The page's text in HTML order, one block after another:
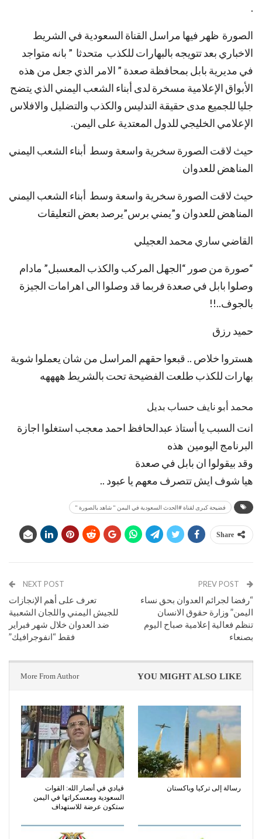
.
الصورة ظهر فيها مراسل القناة السعودية في الشريط
الاخباري بعد تتويجه بالبهارات للكذب متحدثا ” بانه متواجد
في مديرية بابل بمحافظة صعدة ” الامر الذي جعل من هذه
الأبواق الإعلامية مسخرة لدى أبناء الشعب اليمني الذي يتضح
جليا للجميع مدى حقيقة التدليس والكذب والتضليل والافلاس
الإعلامي الخليجي للدول المعتدية على اليمن.
حيث لاقت الصورة سخرية واسعة وسط أبناء الشعب اليمني
المناهض للعدوان
حيث لاقت الصورة سخرية واسعة وسط أبناء الشعب اليمني
المناهض للعدوان و”يمني برس”يرصد بعض التعليقات
القاضي ساري محمد العجيلي‏
“صورة من صور “الجهل المركب والكذب المعسبل” مادام
وصلوا بابل في صعدة فربما قد وصلوا الى اهرامات الجيزة
بالجوف..!!
حميد رزق
هستروا خلاص .. قبعوا حقهم المراسل من شان يعملوا شوية
بهارات للكذب طلعت الفضيحة تحت بالشريط ههههه
محمد أبو نايف حساب بديل
انت السبب يا أستاذ عبدالحافظ احمد معجب استغلوا اجازة
البرنامج اليومين هذه
وقد بيقولوا ان بابل في صعدة
هيا شوف ايش تتصرف معهم يا عبود ..
فضيحة كبرى لقناة #الحدث السعودية في اليمن " شاهد بالصورة "
Share
“رفضا لجرائم العدوان بحق نساء
اليمن” وزارة حقوق الانسان
تنظم فعالية إعلامية صباح اليوم
بصنعاء
NEXT POST
تعرف على أهم الإنجازات
للجيش اليمني واللجان الشعبية
ضد العدوان خلال شهر فبراير
فقط “انفوجرافيك”
YOU MIGHT ALSO LIKE
More From Author
رسالة إلى تركيا وباكستان
قيادي في أنصار الله: القوات
السعودية ومعسكراتها في اليمن
ستكون عرضة للاستهداف